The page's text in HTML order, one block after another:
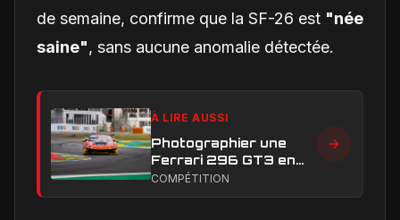
de semaine, confirme que la SF-26 est "née
saine", sans aucune anomalie détectée.
À LIRE AUSSI
Photographier une
Ferrari 296 GT3 en
action : construire une
COMPÉTITION